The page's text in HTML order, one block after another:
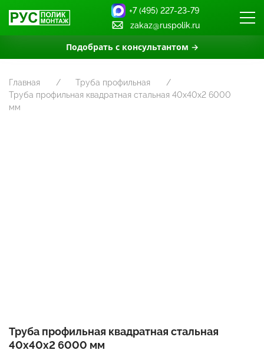
Подобрать с консультантом →
+7 (495) 227-23-79
zakaz@ruspolik.ru
Главная
Труба профильная
Труба профильная квадратная стальная 40х40х2 6000
мм
Труба профильная квадратная стальная
40х40х2 6000 мм